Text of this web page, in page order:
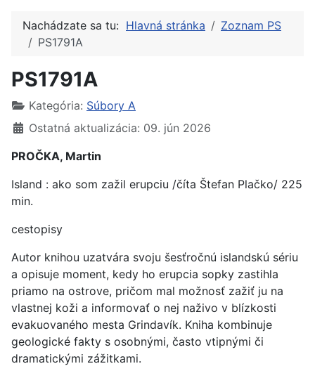
Nachádzate sa tu: Hlavná stránka
Zoznam PS
PS1791A
PS1791A
Kategória: Súbory A
Ostatná aktualizácia: 09. jún 2026
PROČKA, Martin
Island : ako som zažil erupciu /číta Štefan Plačko/ 225
min.
cestopisy
Autor knihou uzatvára svoju šesťročnú islandskú sériu
a opisuje moment, kedy ho erupcia sopky zastihla
priamo na ostrove, pričom mal možnosť zažiť ju na
vlastnej koži a informovať o nej naživo v blízkosti
evakuovaného mesta Grindavík. Kniha kombinuje
geologické fakty s osobnými, často vtipnými či
dramatickými zážitkami.